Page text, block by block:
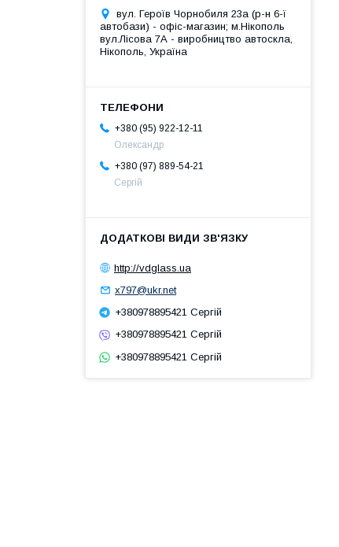
вул. Героїв Чорнобиля 23а (р-н 6-ї
автобази) - офіс-магазин; м.Нікополь
вул.Лісова 7А - виробництво автоскла,
Нікополь, Україна
+380 (95) 922-12-11
Олександр
+380 (97) 889-54-21
Сергій
http://vdglass.ua
x797@ukr.net
+380978895421 Сергій
+380978895421 Сергій
+380978895421 Сергій